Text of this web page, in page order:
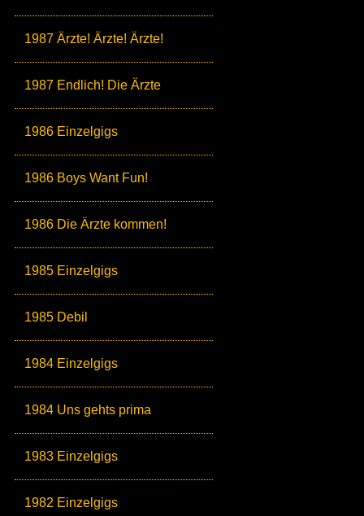
1987 Ärzte! Ärzte! Ärzte!
1987 Endlich! Die Ärzte
1986 Einzelgigs
1986 Boys Want Fun!
1986 Die Ärzte kommen!
1985 Einzelgigs
1985 Debil
1984 Einzelgigs
1984 Uns gehts prima
1983 Einzelgigs
1982 Einzelgigs